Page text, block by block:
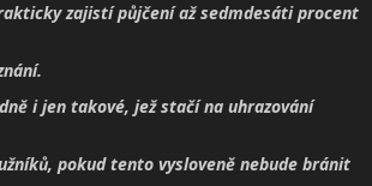
zajistí půjčení až sedmdesáti procent
i jen takové, jež stačí na uhrazování
pokud tento vysloveně nebude bránit